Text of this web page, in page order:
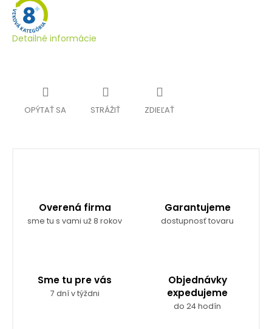
Detailné informácie
OPÝTAŤ SA STRÁŽIŤ ZDIEĽAŤ
Overená firma
sme tu s vami už 8 rokov
Garantujeme
dostupnosť tovaru
Sme tu pre vás
7 dní v týždni
Objednávky
expedujeme
do 24 hodín